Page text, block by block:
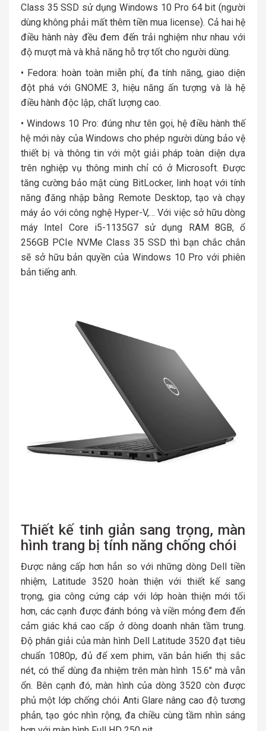
Class 35 SSD sử dụng Windows 10 Pro 64 bit (người
dùng không phải mất thêm tiền mua license). Cả hai hệ
điều hành này đều đem đến trải nghiệm như nhau với
độ mượt mà và khả năng hỗ trợ tốt cho người dùng.
• Fedora: hoàn toàn miễn phí, đa tính năng, giao diện
đột phá với GNOME 3, hiệu năng ấn tượng và là hệ
điều hành độc lập, chất lượng cao.
• Windows 10 Pro: đúng như tên gọi, hệ điều hành thế
hệ mới này của Windows cho phép người dùng bảo vệ
thiết bị và thông tin với một giải pháp toàn diện dựa
trên nghiệp vụ thông minh chỉ có ở Microsoft. Được
tăng cường bảo mật cùng BitLocker, linh hoạt với tính
năng đăng nhập bằng Remote Desktop, tạo và chạy
máy ảo với công nghệ Hyper-V,… Với việc sở hữu dòng
máy Intel Core i5-1135G7 sử dụng RAM 8GB, ổ
256GB PCIe NVMe Class 35 SSD thì bạn chắc chắn
sẽ sở hữu bản quyền của Windows 10 Pro với phiên
bản tiếng anh.
Thiết kế tinh giản sang trọng, màn
hình trang bị tính năng chống chói
Được nâng cấp hơn hẳn so với những dòng Dell tiền
nhiệm, Latitude 3520 hoàn thiện với thiết kế sang
trọng, gia công cứng cáp với lớp hoàn thiện mới tối
hơn, các cạnh được đánh bóng và viền mỏng đem đến
cảm giác khá cao cấp ở dòng doanh nhân tầm trung.
Độ phân giải của màn hình Dell Latitude 3520 đạt tiêu
chuẩn 1080p, đủ để xem phim, văn bản hiển thị sắc
nét, có thể dùng đa nhiệm trên màn hình 15.6″ mà vẫn
ổn. Bên cạnh đó, màn hình của dòng 3520 còn được
phủ một lớp chống chói Anti Glare nâng cao độ tương
phản, tạo góc nhìn rộng, đa chiều cùng tầm nhìn sáng